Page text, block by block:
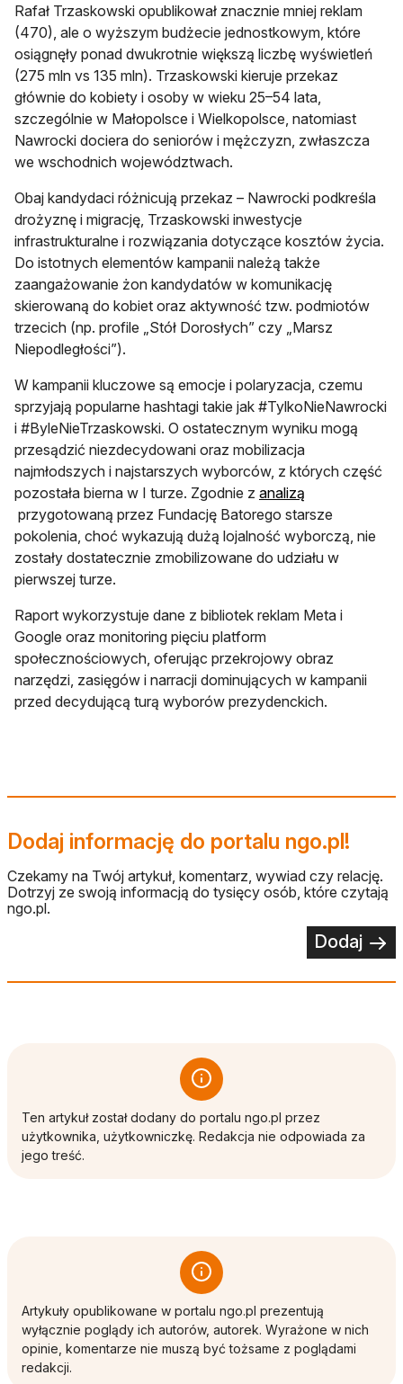
Rafał Trzaskowski opublikował znacznie mniej reklam
(470), ale o wyższym budżecie jednostkowym, które
osiągnęły ponad dwukrotnie większą liczbę wyświetleń
(275 mln vs 135 mln). Trzaskowski kieruje przekaz
głównie do kobiety i osoby w wieku 25–54 lata,
szczególnie w Małopolsce i Wielkopolsce, natomiast
Nawrocki dociera do seniorów i mężczyzn, zwłaszcza
we wschodnich województwach.
Obaj kandydaci różnicują przekaz – Nawrocki podkreśla
drożyznę i migrację, Trzaskowski inwestycje
infrastrukturalne i rozwiązania dotyczące kosztów życia.
Do istotnych elementów kampanii należą także
zaangażowanie żon kandydatów w komunikację
skierowaną do kobiet oraz aktywność tzw. podmiotów
trzecich (np. profile „Stół Dorosłych” czy „Marsz
Niepodległości”).
W kampanii kluczowe są emocje i polaryzacja, czemu
sprzyjają popularne hashtagi takie jak #TylkoNieNawrocki
i #ByleNieTrzaskowski. O ostatecznym wyniku mogą
przesądzić niezdecydowani oraz mobilizacja
najmłodszych i najstarszych wyborców, z których część
pozostała bierna w I turze. Zgodnie z analizą
otwiera się w nowej karcie
przygotowaną przez Fundację Batorego starsze
pokolenia, choć wykazują dużą lojalność wyborczą, nie
zostały dostatecznie zmobilizowane do udziału w
pierwszej turze.
Raport wykorzystuje dane z bibliotek reklam Meta i
Google oraz monitoring pięciu platform
społecznościowych, oferując przekrojowy obraz
narzędzi, zasięgów i narracji dominujących w kampanii
przed decydującą turą wyborów prezydenckich.
Dodaj informację do portalu ngo.pl!
Czekamy na Twój artykuł, komentarz, wywiad czy relację.
Dotrzyj ze swoją informacją do tysięcy osób, które czytają
ngo.pl.
Dodaj
Ten artykuł został dodany do portalu ngo.pl przez
użytkownika, użytkowniczkę. Redakcja nie odpowiada za
jego treść.
Artykuły opublikowane w portalu ngo.pl prezentują
wyłącznie poglądy ich autorów, autorek. Wyrażone w nich
opinie, komentarze nie muszą być tożsame z poglądami
redakcji.